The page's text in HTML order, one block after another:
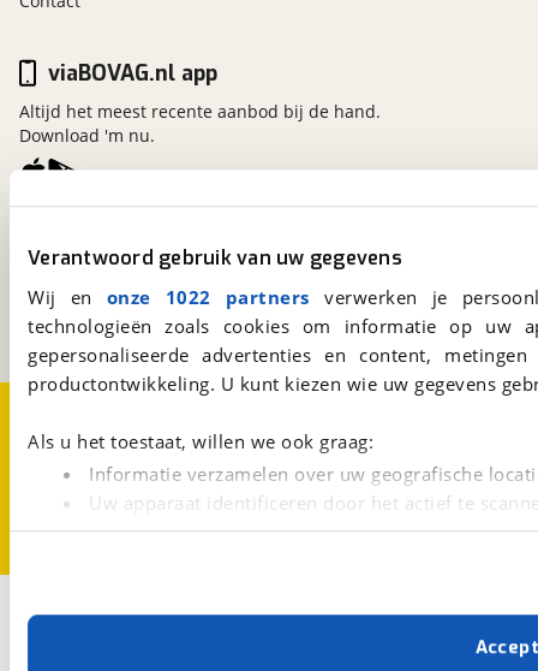
Verantwoord gebruik van uw gegevens
Wij en onze 1022 partners verwerken je
technologieën zoals cookies om informatie op
gepersonaliseerde advertenties en content,
productontwikkeling. U kunt kiezen wie uw gegevens
Als u het toestaat, willen we ook graag:
Informatie verzamelen over uw geografische
Uw apparaat identificeren door het actief te
Lees meer over hoe uw persoonlijke gegevens worden
Met cookies en vergelijkbare technieken zorgen we
cookies zorgen ervoor dat de website goed werkt.
Kosterijland15
Een initiatief van
BOVAG
viaBOVAG.nl app
Altijd het meest recente aanbod bij de hand.
Download 'm nu.
Cookievoorkeuren
Vacatures